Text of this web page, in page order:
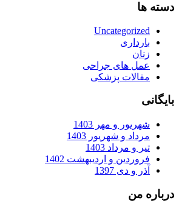
دسته ها
Uncategorized
بارداری
زنان
عمل های جراحی
مقالات پزشکی
بایگانی
شهریور و مهر 1403
مرداد و شهریور 1403
تیر و مرداد 1403
فروردین و اردیبهشت 1402
آذر و دی 1397
درباره من